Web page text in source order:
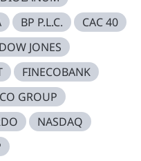
BP P.L.C.
CAC 40
DOW JONES
FINECOBANK
GROUP
NASDAQ